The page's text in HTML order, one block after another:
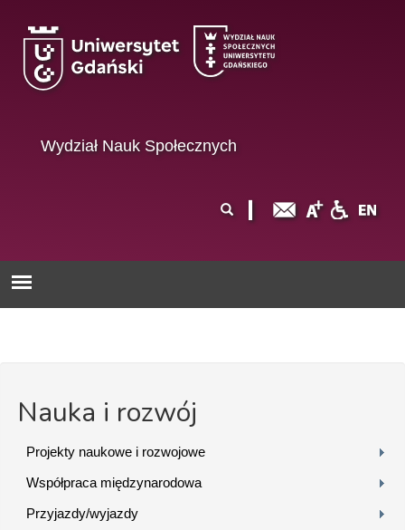
Wydział Nauk Społecznych
wyszukiwania
Nauka i rozwój
Projekty naukowe i rozwojowe
Współpraca międzynarodowa
Przyjazdy/wyjazdy